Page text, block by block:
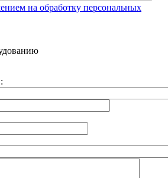
на обработку персональных